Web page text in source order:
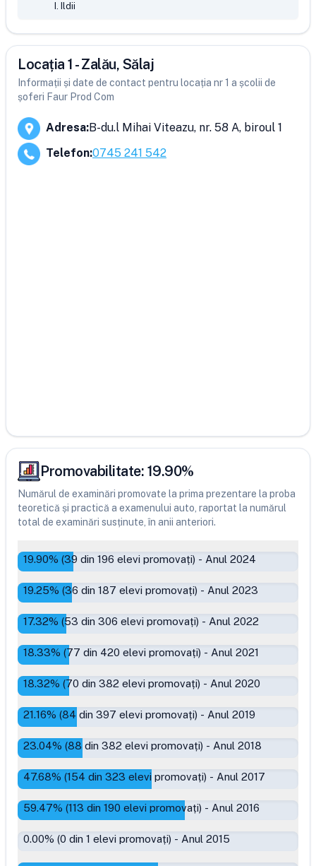
I. Ildii
Locația 1 - Zalău, Sălaj
Informații și date de contact pentru locația nr 1 a școlii de
șoferi Faur Prod Com
Adresa:B-du.l Mihai Viteazu, nr. 58 A, biroul 1
Telefon:0745 241 542
Promovabilitate: 19.90%
Numărul de examinări promovate la prima prezentare la proba
teoretică și practică a examenului auto, raportat la numărul
total de examinări susținute, în anii anteriori.
19.90% (39 din 196 elevi promovați) - Anul 2024
19.25% (36 din 187 elevi promovați) - Anul 2023
17.32% (53 din 306 elevi promovați) - Anul 2022
18.33% (77 din 420 elevi promovați) - Anul 2021
18.32% (70 din 382 elevi promovați) - Anul 2020
21.16% (84 din 397 elevi promovați) - Anul 2019
23.04% (88 din 382 elevi promovați) - Anul 2018
47.68% (154 din 323 elevi promovați) - Anul 2017
59.47% (113 din 190 elevi promovați) - Anul 2016
0.00% (0 din 1 elevi promovați) - Anul 2015